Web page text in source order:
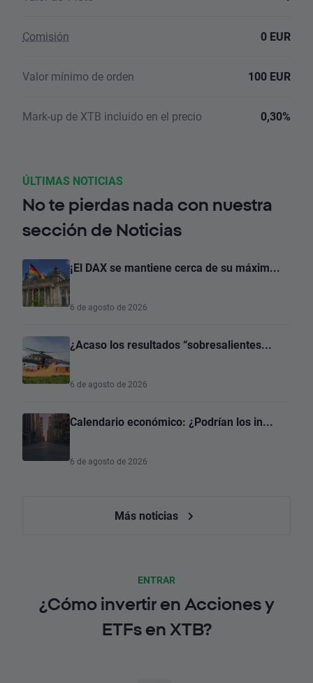
Comisión 0 EUR
Valor mínimo de orden 100 EUR
Mark-up de XTB incluido en el precio 0,30%
ÚLTIMAS NOTICIAS
No te pierdas nada con nuestra
sección de Noticias
¡El DAX se mantiene cerca de su máxim...
6 de agosto de 2026
¿Acaso los resultados “sobresalientes...
6 de agosto de 2026
Calendario económico: ¿Podrían los in...
6 de agosto de 2026
Más noticias
ENTRAR
¿Cómo invertir en Acciones y
ETFs en XTB?